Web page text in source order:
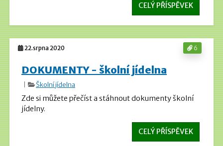
CELÝ PŘÍSPĚVEK
6
22.srpna 2020
DOKUMENTY - školní jídelna
Školní jídelna
Zde si můžete přečíst a stáhnout dokumenty školní
jídelny.
CELÝ PŘÍSPĚVEK